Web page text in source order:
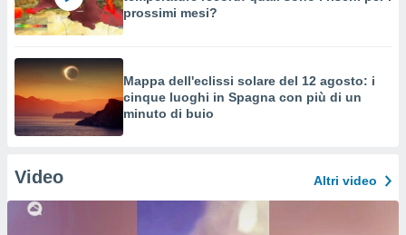
prossimi mesi?
Mappa dell'eclissi solare del 12 agosto: i
cinque luoghi in Spagna con più di un
minuto di buio
Video Altri video